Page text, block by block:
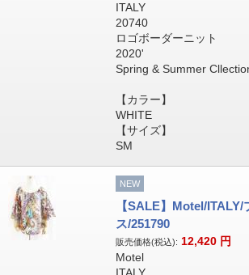
ITALY
20740
ロゴボーダーニット
2020'
Spring & Summer
【カラー】
WHITE
【サイズ】
SM
NEW
【SALE】Motel/ITALY/
ス/251790
販売価格(税込): 12,420 円
Motel